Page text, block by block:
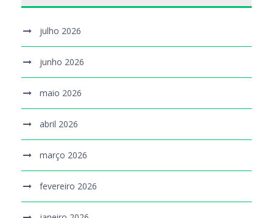
julho 2026
junho 2026
maio 2026
abril 2026
março 2026
fevereiro 2026